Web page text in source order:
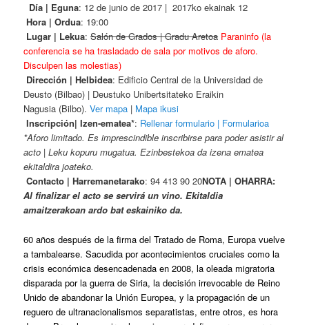
Día | Eguna: 12 de junio de 2017 | 2017ko ekainak 12
Hora | Ordua: 19:00
Lugar | Lekua:Salón de Grados | Gradu Aretoa Paraninfo (la
conferencia se ha trasladado de sala por motivos de aforo.
Disculpen las molestias)
Dirección | Helbidea: Edificio Central de la Universidad de
Deusto (Bilbao) | Deustuko Unibertsitateko Eraikin
Nagusia (Bilbo).Ver mapa | Mapa ikusi
Inscripción| Izen-ematea*: Rellenar formulario | Formularioa
*Aforo limitado. Es imprescindible inscribirse para poder asistir al
acto | Leku kopuru mugatua. Ezinbestekoa da izena ematea
ekitaldira joateko.
Contacto | Harremanetarako: 94 413 90 20NOTA | OHARRA:
Al finalizar el acto se servirá un vino. Ekitaldia
amaitzerakoan ardo bat eskainiko da.
60 años después de la firma del Tratado de Roma, Europa vuelve
a tambalearse. Sacudida por acontecimientos cruciales como la
crisis económica desencadenada en 2008, la oleada migratoria
disparada por la guerra de Siria, la decisión irrevocable de Reino
Unido de abandonar la Unión Europea, y la propagación de un
reguero de ultranacionalismos separatistas, entre otros, es hora